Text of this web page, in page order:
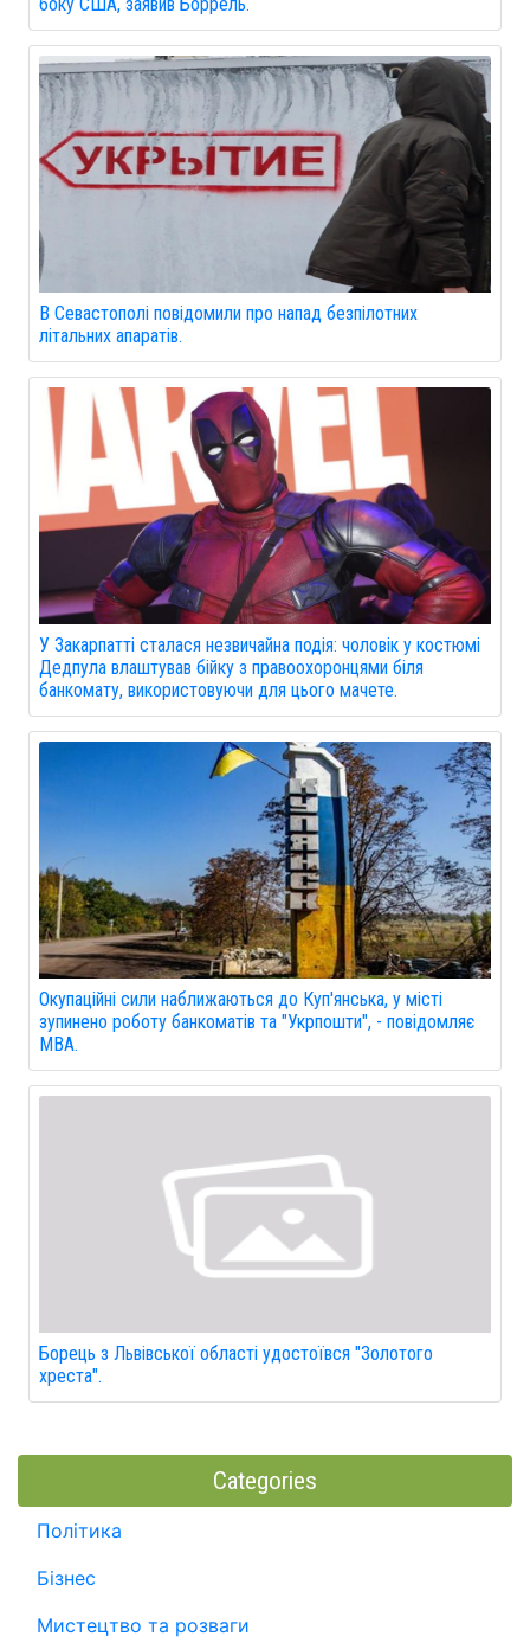
В Севастополі повідомили про напад безпілотних
літальних апаратів.
У Закарпатті сталася незвичайна подія: чоловік у костюмі
Дедпула влаштував бійку з правоохоронцями біля
банкомату, використовуючи для цього мачете.
Окупаційні сили наближаються до Куп'янська, у місті
зупинено роботу банкоматів та "Укрпошти", - повідомляє
МВА.
Борець з Львівської області удостоївся "Золотого
хреста".
Categories
Політика
Бізнес
Мистецтво та розваги